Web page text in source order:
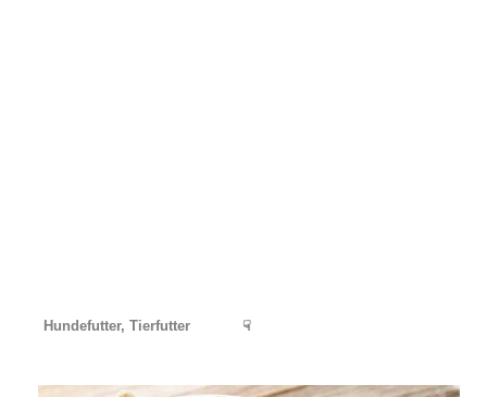
Hundefutter, Tierfutter ☟